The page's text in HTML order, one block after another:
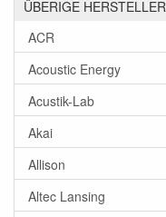
ÜBERIGE HERSTELLER
ACR
Acoustic Energy
Acustik-Lab
Akai
Allison
Altec Lansing